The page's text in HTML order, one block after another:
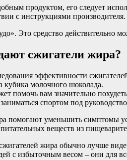
продуктом, его следует
с инструкциями производителя.
Это средство действительно
сжигатели жира?
эффективности
кубика молочного шоколада.
помочь вам значительно
спортом под
помогают уменьшить симптомы
веществ из
жира обычно лучше
с избыточным весом – они для